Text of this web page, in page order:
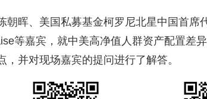
朝晖、美国私募基金柯罗尼北星中国首席
等嘉宾，就中美高净值人群资产配置差异
并对现场嘉宾的提问进行了解答。